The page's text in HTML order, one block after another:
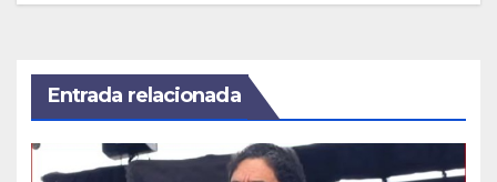
Entrada relacionada